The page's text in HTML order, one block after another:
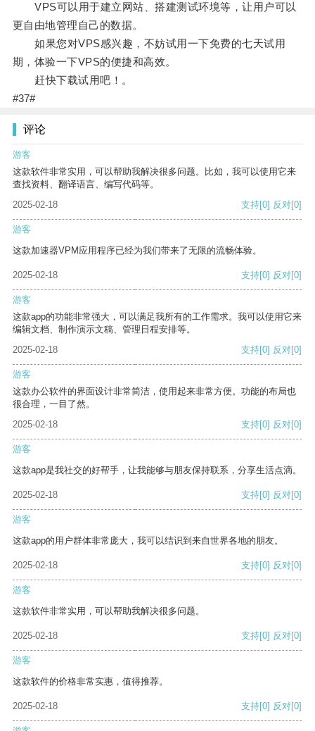
VPS可以用于建立网站、搭建测试环境等，让用户可以
更自由地管理自己的数据。
如果您对VPS感兴趣，不妨试用一下免费的七天试用
期，体验一下VPS的便捷和高效。
赶快下载试用吧！。
#37#
评论
游客
这款软件非常实用，可以帮助我解决很多问题。比如，我可以使用它来
查找资料、翻译语言、编写代码等。
2025-02-18
支持[0] 反对[0]
游客
这款加速器VPM应用程序已经为我们带来了无限的流畅体验。
2025-02-18 支持[0] 反对[0]
游客
这款app的功能非常强大，可以满足我所有的工作需求。我可以使用它来
编辑文档、制作演示文稿、管理日程安排等。
2025-02-18
支持[0] 反对[0]
游客
这款办公软件的界面设计非常简洁，使用起来非常方便。功能的布局也
很合理，一目了然。
2025-02-18
支持[0] 反对[0]
游客
这款app是我社交的好帮手，让我能够与朋友保持联系，分享生活点滴。
2025-02-18 支持[0] 反对[0]
游客
这款app的用户群体非常庞大，我可以结识到来自世界各地的朋友。
2025-02-18 支持[0] 反对[0]
游客
这款软件非常实用，可以帮助我解决很多问题。
2025-02-18 支持[0] 反对[0]
游客
这款软件的价格非常实惠，值得推荐。
2025-02-18 支持[0] 反对[0]